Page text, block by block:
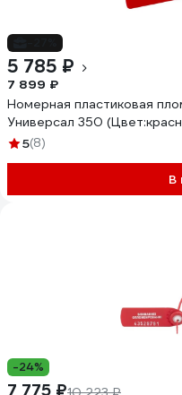
5 785 ₽
7 899 ₽
Номерная пластиковая
Универсал 350
5(8)
В
-24%
7 775 ₽